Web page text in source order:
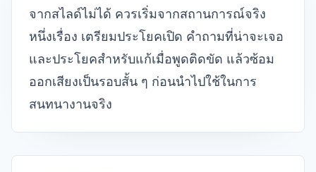
จากสไลด์ไม่ได้ ควรเริ่มจากสถานการณ์จริง
หนึ่งเรื่อง เตรียมประโยคเปิด คำถามที่น่าจะเจอ
และประโยคสำหรับแก้เมื่อพูดติดขัด แล้วซ้อม
ออกเสียงเป็นรอบสั้น ๆ ก่อนนำไปใช้ในการ
สนทนางานจริง